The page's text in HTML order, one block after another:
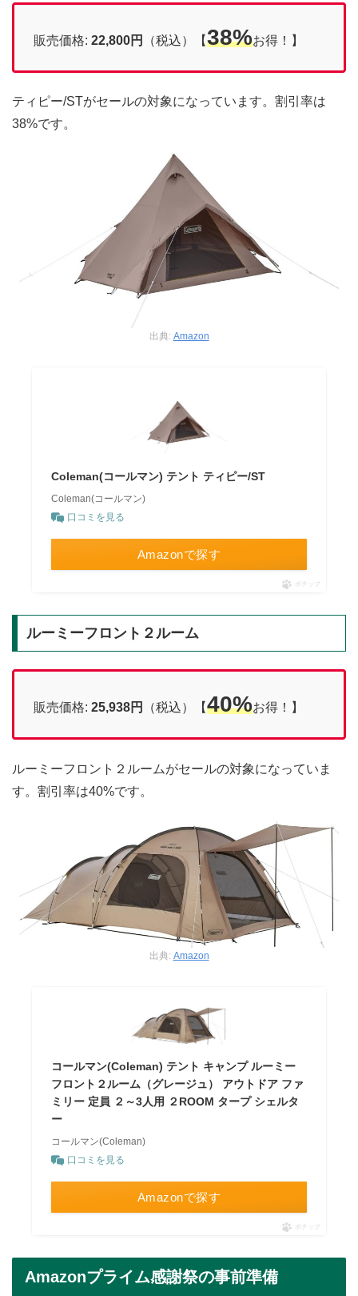
販売価格: 22,800円 （税込）【38%お得！】
ティピー/STがセールの対象になっています。割引率は
38%です。
出典: Amazon
Coleman(コールマン) テント ティピー/ST
Coleman(コールマン)
口コミを見る
Amazonで探す
ポチップ
ルーミーフロント２ルーム
販売価格: 25,938円 （税込）【40%お得！】
ルーミーフロント２ルームがセールの対象になっていま
す。割引率は40%です。
出典: Amazon
コールマン(Coleman) テント キャンプ ルーミー
フロント２ルーム（グレージュ） アウトドア ファ
ミリー 定員 ２～3人用 ２ROOM タープ シェルタ
ー
コールマン(Coleman)
口コミを見る
Amazonで探す
ポチップ
Amazonプライム感謝祭の事前準備